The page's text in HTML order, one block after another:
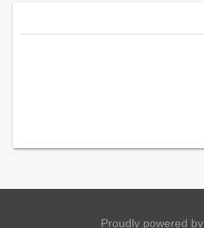
Proudly powered by